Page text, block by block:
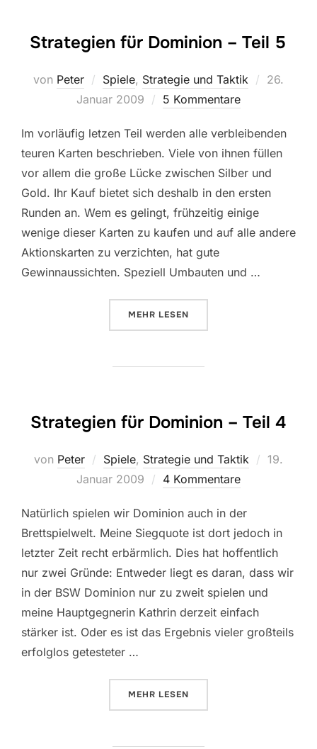
Strategien für Dominion – Teil 5
von Peter Spiele, Strategie und Taktik
26.
Januar 2009
5 Kommentare
Im vorläufig letzen Teil werden alle verbleibenden
teuren Karten beschrieben. Viele von ihnen füllen
vor allem die große Lücke zwischen Silber und
Gold. Ihr Kauf bietet sich deshalb in den ersten
Runden an. Wem es gelingt, frühzeitig einige
wenige dieser Karten zu kaufen und auf alle andere
Aktionskarten zu verzichten, hat gute
Gewinnaussichten. Speziell Umbauten und …
MEHR ÜBER „STRATEGIEN FÜR
LESEN
Strategien für Dominion – Teil 4
von Peter Spiele, Strategie und Taktik
19.
Januar 2009
4 Kommentare
Natürlich spielen wir Dominion auch in der
Brettspielwelt. Meine Siegquote ist dort jedoch in
letzter Zeit recht erbärmlich. Dies hat hoffentlich
nur zwei Gründe: Entweder liegt es daran, dass wir
in der BSW Dominion nur zu zweit spielen und
meine Hauptgegnerin Kathrin derzeit einfach
stärker ist. Oder es ist das Ergebnis vieler großteils
erfolglos getesteter …
MEHR ÜBER „STRATEGIEN FÜR
LESEN